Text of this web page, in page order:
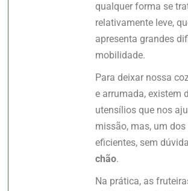
qualquer forma se
relativamente leve,
apresenta grandes
mobilidade.
Para deixar nossa
e arrumada, existem
utensílios que nos
missão, mas, um
eficientes, sem
chão.
Na prática, as